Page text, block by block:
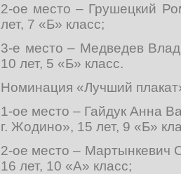
2-ое место – Грушецкий
лет, 7 «Б» класс;
3-е место – Медведев
10 лет, 5 «Б» класс.
Номинация «Лучший
1-ое место – Гайдук Анна
г. Жодино», 15 лет, 9 «Б»
2-ое место –
16 лет, 10 «А» класс;